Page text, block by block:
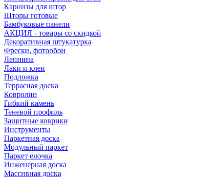
Карнизы для штор
Шторы готовые
Бамбуковые панели
АКЦИЯ - товары со скидкой
Декоративная штукатурка
Фрески, фотообои
Лепнина
Лаки и клеи
Подложка
Террасная доска
Ковролин
Гибкий камень
Теневой профиль
Защитные коврики
Инструменты
Паркетная доска
Модульный паркет
Паркет елочка
Инженерная доска
Массивная доска